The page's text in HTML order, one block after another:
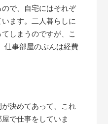
で、自宅にはそれぞ
ます。二人暮らしに
しまうのですが、こ
仕事部屋のぶんは経費
決めてあって、これ
で仕事をしていま